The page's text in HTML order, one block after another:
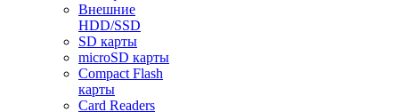
Внешние
HDD/SSD
SD карты
microSD карты
Compact Flash
карты
Card Readers